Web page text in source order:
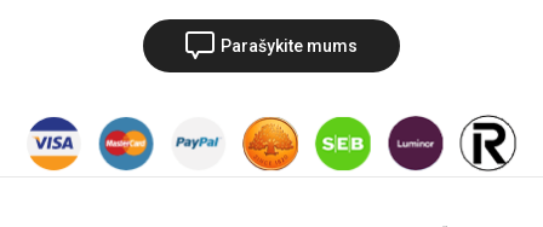
Parašykite mums